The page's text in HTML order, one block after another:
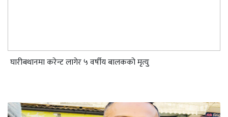
घारीबथानमा करेन्ट लागेर ५ वर्षीय बालकको मृत्यु